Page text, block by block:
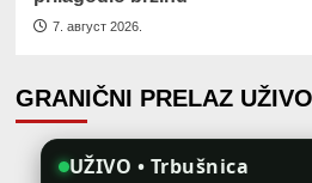
7. август 2026.
GRANIČNI PRELAZ
UŽIVO • Trbušnica